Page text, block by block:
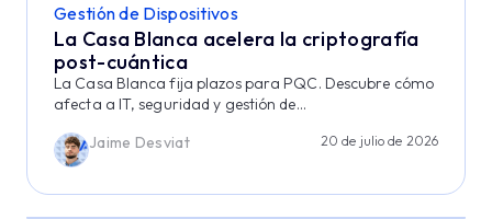
Gestión de Dispositivos
La Casa Blanca acelera la criptografía
post-cuántica
La Casa Blanca fija plazos para PQC. Descubre cómo
afecta a IT, seguridad y gestión de...
Jaime Desviat
20 de julio de 2026